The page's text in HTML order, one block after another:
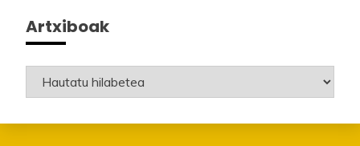
Artxiboak
Artxiboak